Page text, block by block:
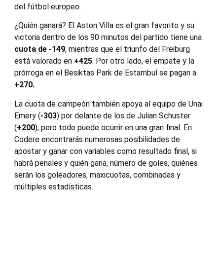
del fútbol europeo.
¿Quién ganará? El Aston Villa es el gran favorito y su
victoria dentro de los 90 minutos del partido tiene una
cuota de -149, mientras que el triunfo del Freiburg
está valorado en +425. Por otro lado, el empate y la
prórroga en el Besiktas Park de Estambul se pagan a
+270.
La cuota de campeón también apoya al equipo de Unai
Emery (-303) por delante de los de Julian Schuster
(+200), pero todo puede ocurrir en una gran final. En
Codere encontrarás numerosas posibilidades de
apostar y ganar con variables como resultado final, si
habrá penales y quién gana, número de goles, quiénes
serán los goleadores, maxicuotas, combinadas y
múltiples estadísticas.